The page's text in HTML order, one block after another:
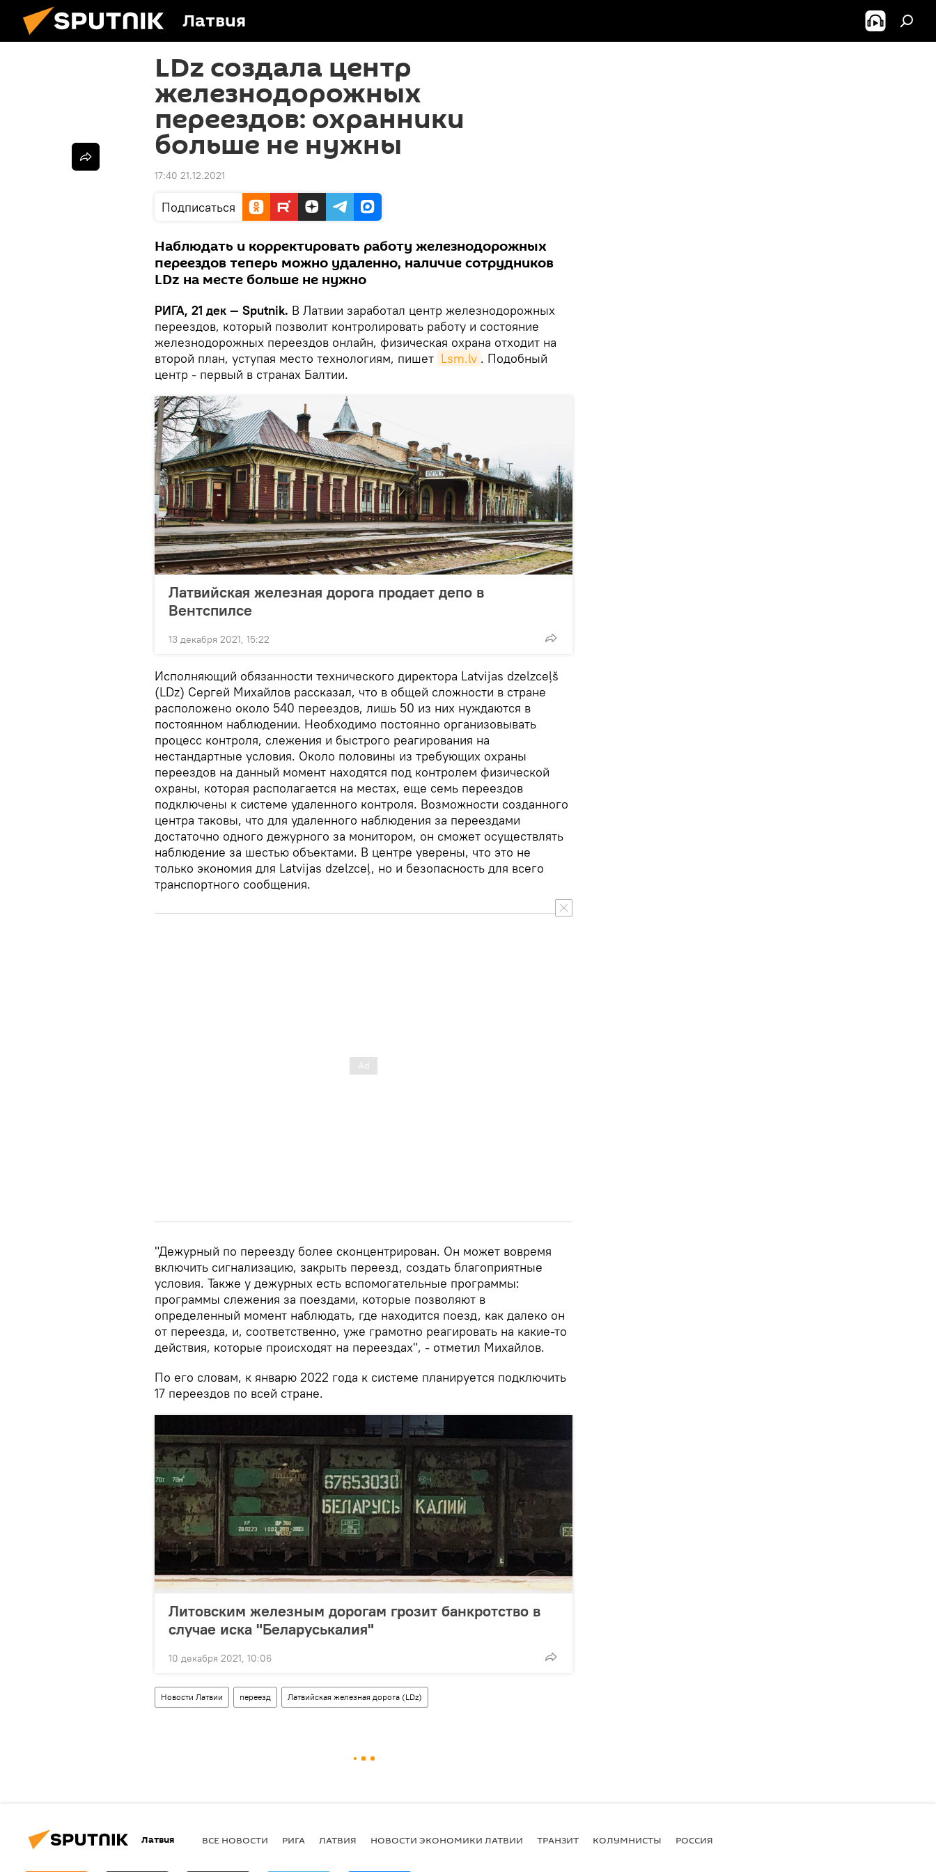
Латвия
LDz создала центр
железнодорожных
переездов: охранники
больше не нужны
17:40 21.12.2021
Подписаться
Наблюдать и корректировать работу железнодорожных
переездов теперь можно удаленно, наличие сотрудников
LDz на месте больше не нужно
РИГА, 21 дек — Sputnik. В Латвии заработал центр железнодорожных
переездов, который позволит контролировать работу и состояние
железнодорожных переездов онлайн, физическая охрана отходит на
второй план, уступая место технологиям, пишет Lsm.lv . Подобный
центр - первый в странах Балтии.
Латвийская железная дорога продает депо в
Вентспилсе
13 декабря 2021, 15:22
Исполняющий обязанности технического директора Latvijas dzelzceļš
(LDz) Сергей Михайлов рассказал, что в общей сложности в стране
расположено около 540 переездов, лишь 50 из них нуждаются в
постоянном наблюдении. Необходимо постоянно организовывать
процесс контроля, слежения и быстрого реагирования на
нестандартные условия. Около половины из требующих охраны
переездов на данный момент находятся под контролем физической
охраны, которая располагается на местах, еще семь переездов
подключены к системе удаленного контроля. Возможности созданного
центра таковы, что для удаленного наблюдения за переездами
достаточно одного дежурного за монитором, он сможет осуществлять
наблюдение за шестью объектами. В центре уверены, что это не
только экономия для Latvijas dzelzceļ, но и безопасность для всего
транспортного сообщения.
"Дежурный по переезду более сконцентрирован. Он может вовремя
включить сигнализацию, закрыть переезд, создать благоприятные
условия. Также у дежурных есть вспомогательные программы:
программы слежения за поездами, которые позволяют в
определенный момент наблюдать, где находится поезд, как далеко он
от переезда, и, соответственно, уже грамотно реагировать на какие-то
действия, которые происходят на переездах", - отметил Михайлов.
По его словам, к январю 2022 года к системе планируется подключить
17 переездов по всей стране.
Литовским железным дорогам грозит банкротство в
случае иска "Беларуськалия"
10 декабря 2021, 10:06
Новости Латвии переезд Латвийская железная дорога (LDz)
Латвия ВСЕ НОВОСТИ РИГА ЛАТВИЯ НОВОСТИ ЭКОНОМИКИ ЛАТВИИ ТРАНЗИТ КОЛУМНИСТЫ РОССИЯ